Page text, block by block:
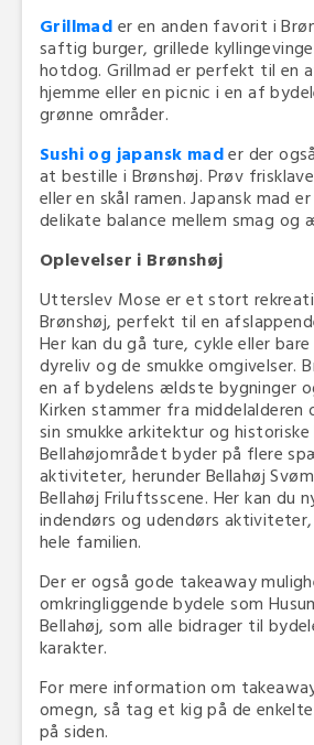
Grillmad er en anden favorit i
saftig burger, grillede
hotdog. Grillmad er perfekt til en
hjemme eller en picnic i en af
grønne områder.
Sushi og japansk mader der
at bestille i Brønshøj. Prøv
eller en skål ramen. Japansk mad
delikate balance mellem smag og
Oplevelser i Brønshøj
Utterslev Mose er et stort
Brønshøj, perfekt til en
Her kan du gå ture, cykle eller
dyreliv og de smukke omgivelser.
en af bydelens ældste bygninger
Kirken stammer fra
sin smukke arkitektur og
Bellahøjområdet byder på flere
aktiviteter, herunder Bellahøj
Bellahøj Friluftsscene. Her kan du
indendørs og udendørs
hele familien.
Der er også gode takeaway
omkringliggende bydele som
Bellahøj, som alle bidrager til
karakter.
For mere information om
omegn, så tag et kig på de
på siden.